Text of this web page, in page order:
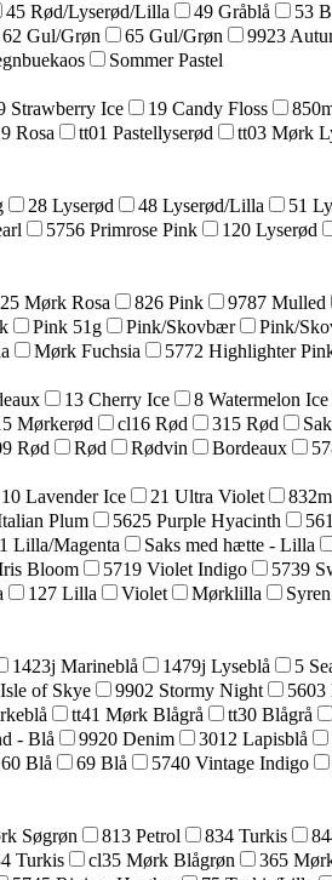
45 Rød/Lyserød/Lilla 49 Gråblå 53
62 Gul/Grøn 65 Gul/Grøn 9923
Sommer Pastel
Strawberry Ice 19 Candy Floss
Rosa tt01 Pastellyserød tt03 Mørk
28 Lyserød 48 Lyserød/Lilla 51
5756 Primrose Pink 120 Lyserød
Mørk Rosa 826 Pink 9787 Mulled
Pink 51g Pink/Skovbær Pink/
Mørk Fuchsia 5772 Highlighter
13 Cherry Ice 8 Watermelon Ice
Mørkerød cl16 Rød 315 Rød
Rød Rød Rødvin Bordeaux
10 Lavender Ice 21 Ultra Violet
Plum 5625 Purple Hyacinth
1 Lilla/Magenta Saks med hætte - Lilla
Bloom 5719 Violet Indigo 5739
127 Lilla Violet Mørklilla Syren
1423j Marineblå 1479j Lyseblå 5
of Skye 9902 Stormy Night 5603
tt41 Mørk Blågrå tt30 Blågrå
- Blå 9920 Denim 3012 Lapisblå
60 Blå 69 Blå 5740 Vintage Indigo
Søgrøn 813 Petrol 834 Turkis
Turkis cl35 Mørk Blågrøn 365